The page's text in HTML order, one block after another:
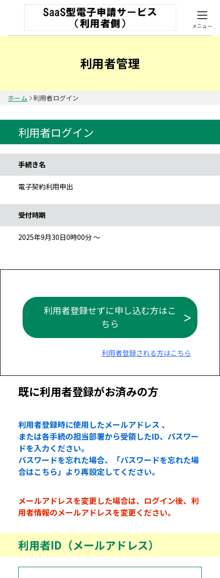
メニュー
利用者管理
ホーム 利用者ログイン
利用者ログイン
手続き名
電子契約利用申出
受付時期
2025年9月30日0時00分 ～
利用者登録せずに申し込む方はこ
ちら
利用者登録される方はこちら
既に利用者登録がお済みの方
利用者登録時に使用したメールアドレス 、
または各手続の担当部署から受領したID、パスワー
ドを入力ください。
パスワードを忘れた場合、「パスワードを忘れた場
合はこちら」より再設定してください。
メールアドレスを変更した場合は、ログイン後、利
用者情報のメールアドレスを変更ください。
利用者ID（メールアドレス）